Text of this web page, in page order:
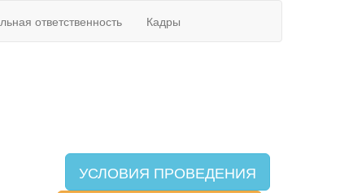
ответственность Кадры
УСЛОВИЯ ПРОВЕДЕНИЯ